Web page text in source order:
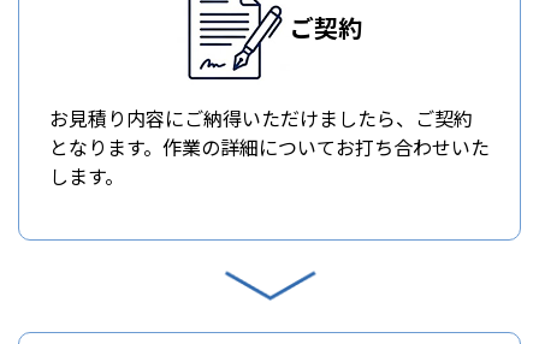
ご契約
お見積り内容にご納得いただけましたら、ご契約
となります。作業の詳細についてお打ち合わせいた
します。